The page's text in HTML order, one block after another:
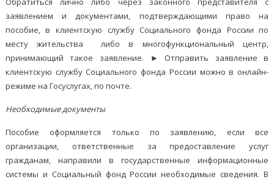
заявлением и документами, подтверждающими право на
пособие, в клиентскую службу Социального фонда России по
месту жительства либо в многофункциональный центр,
принимающий такое заявление. ► Отправить заявление в
клиентскую службу Социального фонда России можно в онлайн-
режиме на Госуслугах, по почте.
Необходимые документы
Пособие оформляется только по заявлению, если все
организации, ответственные за предоставление услуг
гражданам, направили в государственные информационные
системы и Социальный фонд России необходимые сведения. В